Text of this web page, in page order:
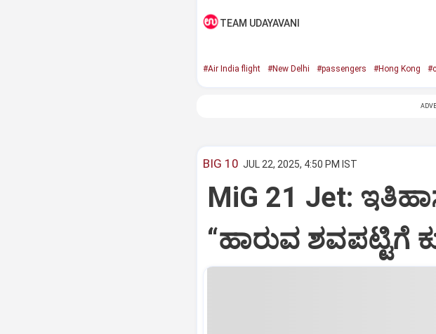
TEAM UDAYAVANI
#Air India flight #New Delhi #passengers #Hong Kong
BIG 10 JUL 22, 2025, 4:50 PM IST
MiG 21 Jet:
“ಹಾರುವ ಶವಪಟ್ಟಿಗೆ